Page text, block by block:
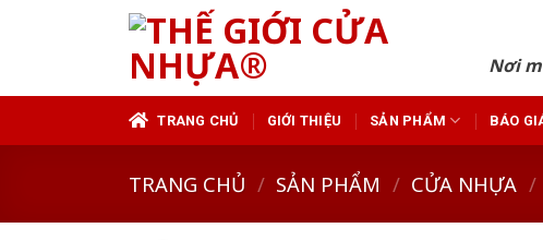
Nơi
TRANG CHỦ GIỚI THIỆU SẢN PHẨM BÁO
TRANG CHỦ / SẢN PHẨM / CỬA NHỰA /